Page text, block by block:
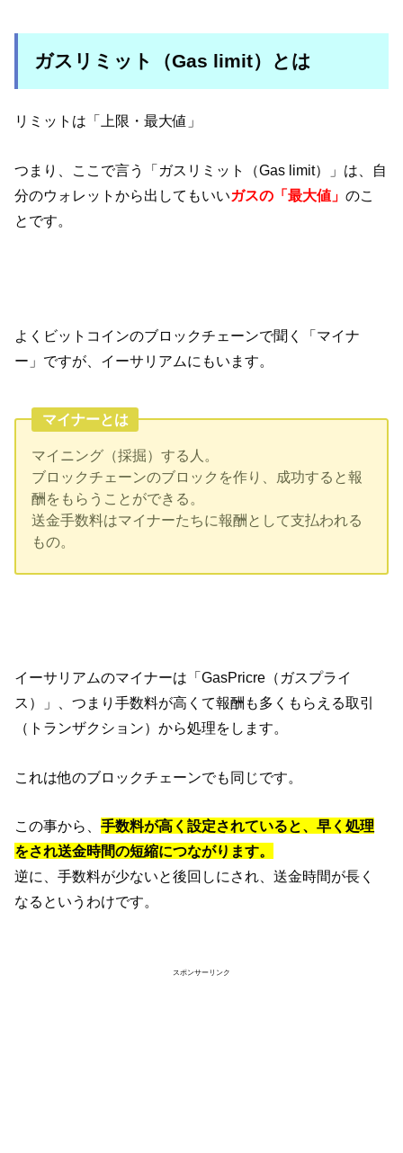
ガスリミット（Gas limit）とは
リミットは「上限・最大値」
つまり、ここで言う「ガスリミット（Gas limit）」は、自
分のウォレットから出してもいいガスの「最大値」のこ
とです。
よくビットコインのブロックチェーンで聞く「マイナ
ー」ですが、イーサリアムにもいます。
マイナーとは
マイニング（採掘）する人。
ブロックチェーンのブロックを作り、成功すると報
酬をもらうことができる。
送金手数料はマイナーたちに報酬として支払われる
もの。
イーサリアムのマイナーは「GasPricre（ガスプライ
ス）」、つまり手数料が高くて報酬も多くもらえる取引
（トランザクション）から処理をします。
これは他のブロックチェーンでも同じです。
この事から、手数料が高く設定されていると、早く処理
をされ送金時間の短縮につながります。
逆に、手数料が少ないと後回しにされ、送金時間が長く
なるというわけです。
スポンサーリンク